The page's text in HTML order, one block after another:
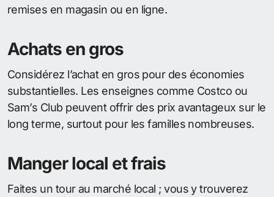
remises en magasin ou en ligne.
Achats en gros
Considérez l’achat en gros pour des économies
substantielles. Les enseignes comme Costco ou
Sam’s Club peuvent offrir des prix avantageux sur le
long terme, surtout pour les familles nombreuses.
Manger local et frais
Faites un tour au marché local ; vous y trouverez